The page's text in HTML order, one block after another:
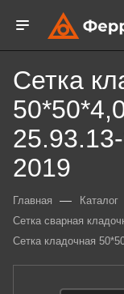
Сетка
2019
Главная — Каталог
Сетка сварная
Сетка кладочная